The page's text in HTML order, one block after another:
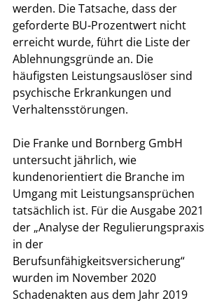
werden. Die Tatsache, dass der
geforderte BU-Prozentwert nicht
erreicht wurde, führt die Liste der
Ablehnungsgründe an. Die
häufigsten Leistungsauslöser sind
psychische Erkrankungen und
Verhaltensstörungen.
Die Franke und Bornberg GmbH
untersucht jährlich, wie
kundenorientiert die Branche im
Umgang mit Leistungsansprüchen
tatsächlich ist. Für die Ausgabe 2021
der „Analyse der Regulierungspraxis
in der
Berufsunfähigkeitsversicherung“
wurden im November 2020
Schadenakten aus dem Jahr 2019